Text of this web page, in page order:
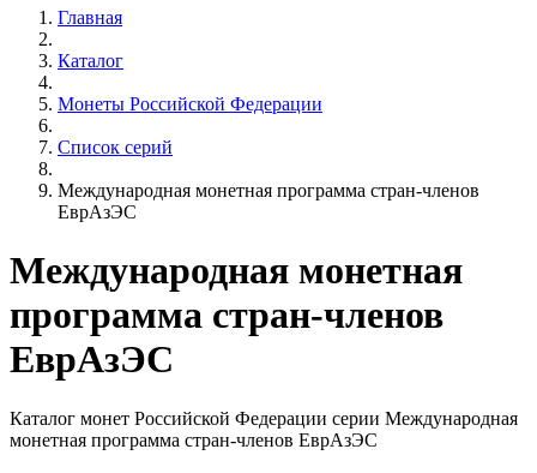
Главная
Каталог
Монеты Российской Федерации
Список серий
Международная монетная программа стран-членов
ЕврАзЭС
Международная монетная
программа стран-членов
ЕврАзЭС
Каталог монет Российской Федерации серии Международная
монетная программа стран-членов ЕврАзЭС